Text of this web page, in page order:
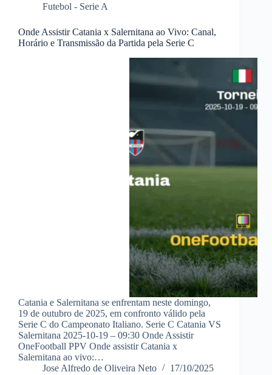
Futebol - Serie A
Onde Assistir Catania x Salernitana ao Vivo: Canal,
Horário e Transmissão da Partida pela Serie C
Catania e Salernitana se enfrentam neste domingo,
19 de outubro de 2025, em confronto válido pela
Serie C do Campeonato Italiano. Serie C Catania VS
Salernitana 2025-10-19 – 09:30 Onde Assistir
OneFootball PPV Onde assistir Catania x
Salernitana ao vivo:…
Jose Alfredo de Oliveira Neto
17/10/2025